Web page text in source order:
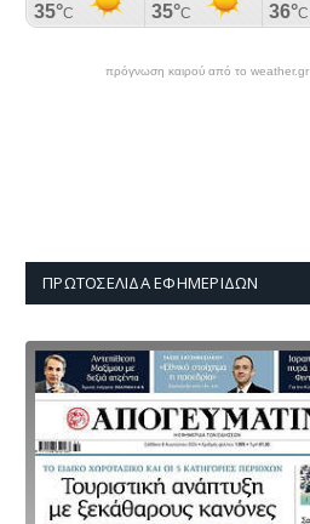
πρόγνωση καιρού από το weather.gr
ΠΡΩΤΟΣΈΛΙΔΑ ΕΦΗΜΕΡΊΔΩΝ